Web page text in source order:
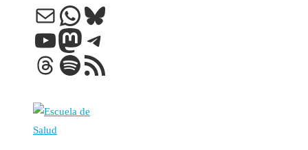
Correo electrónico
WhatsApp
Bluesky
YouTube
Mastodon
Telegram
Threads
Spotify
Feed RSS